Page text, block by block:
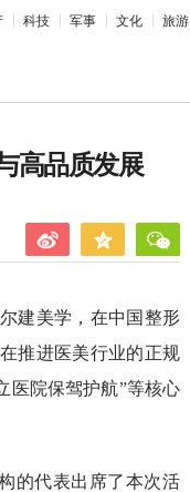
科技 军事 文化 旅游
高品质发展
建美学，在中国整形
推进医美行业的正规
医院保驾护航”等核心
的代表出席了本次活